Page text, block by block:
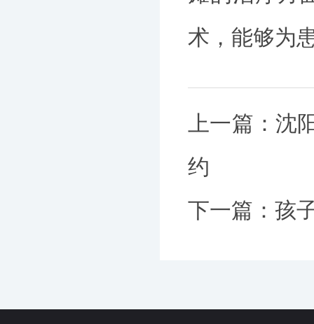
术，能够为
上一篇： 沈
约
下一篇： 孩